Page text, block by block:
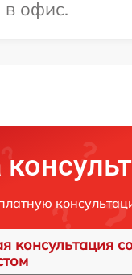
офис.
консультация